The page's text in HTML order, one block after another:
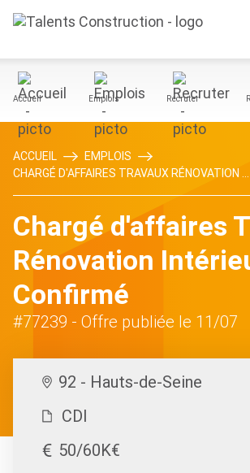
Accueil Emplois Recruter
ACCUEIL
EMPLOIS
CHARGÉ D'AFFAIRES TRAVAUX RÉNOVATION ...
Chargé d'affaires
Rénovation
Confirmé
#77239 - Offre publiée le 11/07
92 - Hauts-de-Seine
CDI
50/60K€